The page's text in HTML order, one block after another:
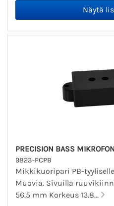
PRECISION BASS
9823-PCPB
Mikkikuoripari PB-
Muovia. Sivuilla
56.5 mm Korkeus 13.8...